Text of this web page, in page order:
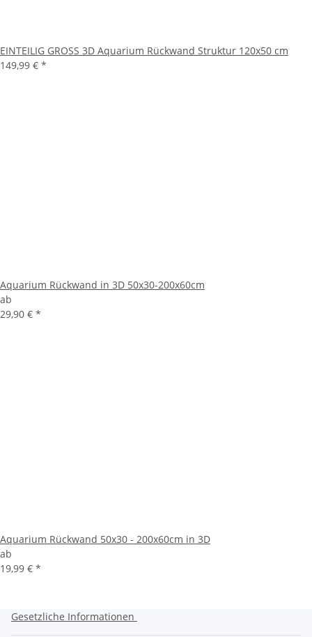
EINTEILIG GROSS 3D Aquarium Rückwand Struktur 120x50 cm
149,99 € *
Aquarium Rückwand in 3D 50x30-200x60cm
ab
29,90 € *
Aquarium Rückwand 50x30 - 200x60cm in 3D
ab
19,99 € *
Gesetzliche Informationen